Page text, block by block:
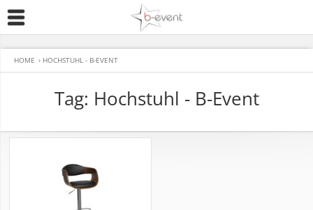
Tag: Hochstuhl - B-Event
HOME › HOCHSTUHL - B-EVENT